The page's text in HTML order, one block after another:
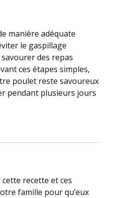
manière adéquate
le gaspillage
des repas
ces étapes simples,
poulet reste savoureux
pendant plusieurs jours
recette et ces
famille pour qu’eux